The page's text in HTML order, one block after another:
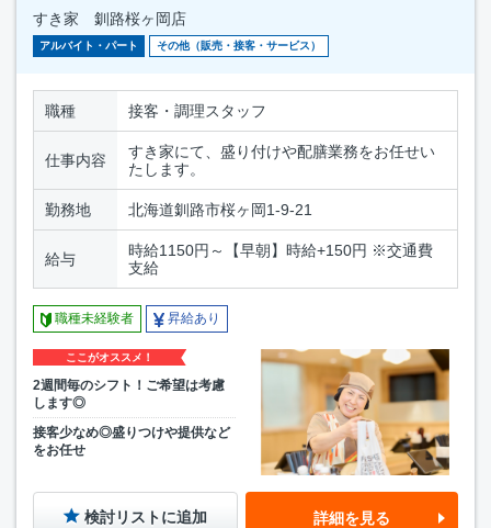
すき家 釧路桜ヶ岡店
アルバイト・パート その他（販売・接客・サービス）
職種 接客・調理スタッフ
仕事内容
すき家にて、盛り付けや配膳業務をお任せい
たします。
勤務地 北海道釧路市桜ヶ岡1-9-21
給与
時給1150円～【早朝】時給+150円 ※交通費
支給
職種未経験者 昇給あり
ここがオススメ！
2週間毎のシフト！ご希望は考慮
します◎
接客少なめ◎盛りつけや提供など
をお任せ
検討リストに追加 詳細を見る